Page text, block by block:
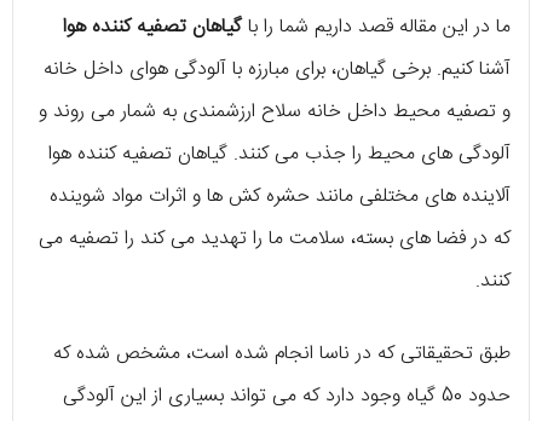
ما در این مقاله قصد داریم شما را باگیاهان تصفیه کننده هوا
آشنا کنیم. برخی گیاهان، برای مبارزه با آلودگی هوای داخل خانه
و تصفیه محیط داخل خانه سلاح ارزشمندی به شمار می روند و
آلودگی های محیط را جذب می کنند. گیاهان تصفیه کننده هوا
آلاینده های مختلفی مانند حشره کش ها و اثرات مواد شوینده
که در فضا های بسته، سلامت ما را تهدید می کند را تصفیه می
کنند.
طبق تحقیقاتی که در ناسا انجام شده است، مشخص شده که
حدود 50 گیاه وجود دارد که می تواند بسیاری از این آلودگی